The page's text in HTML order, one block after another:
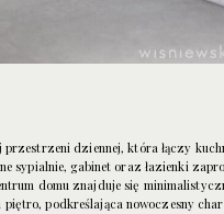
przestrzeni dziennej, która łączy
sypialnie, gabinet oraz łazienki
domu znajduje się
piętro, podkreślająca nowoczesny